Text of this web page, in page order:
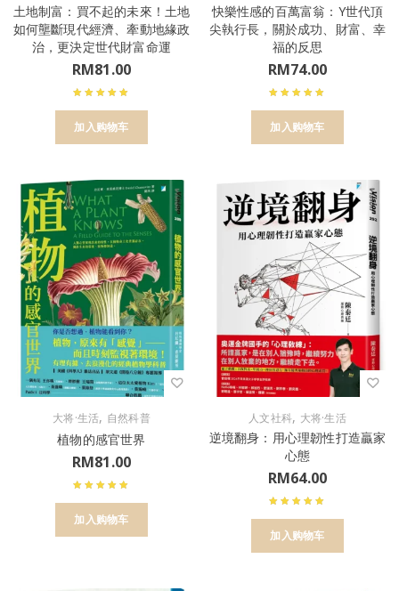
土地制富：買不起的未來！土地
如何壟斷現代經濟、牽動地緣政
治，更決定世代財富命運
RM81.00
加入购物车
快樂性感的百萬富翁：Y世代頂
尖執行長，關於成功、財富、幸
福的反思
RM74.00
加入购物车
大将·生活, 自然科普
植物的感官世界
RM81.00
加入购物车
人文社科, 大将·生活
逆境翻身：用心理韌性打造贏家
心態
RM64.00
加入购物车